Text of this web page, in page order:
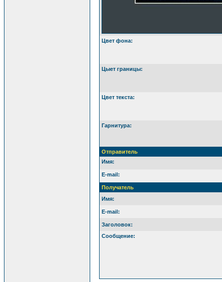
Цвет фона:
Цыет границы:
Цвет текста:
Гарнитура:
Отправитель
Имя:
E-mail:
Получатель
Имя:
E-mail:
Заголовок:
Сообщение: